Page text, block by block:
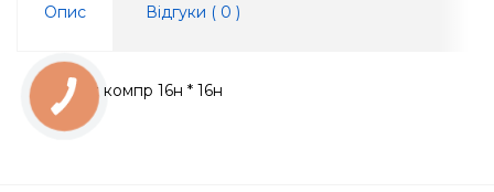
Опис Відгуки ( 0 )
Кутник компр 16н * 16н
КНОПКА
ЗВ'ЯЗКУ